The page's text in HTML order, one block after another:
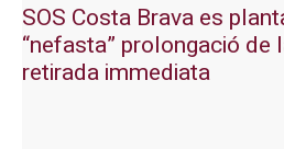
SOS Costa Brava es
“nefasta” prolongació de
retirada immediata